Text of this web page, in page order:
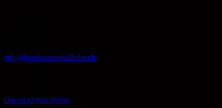
info@bornkunstogbilleder.dk
Drevet af WordPress